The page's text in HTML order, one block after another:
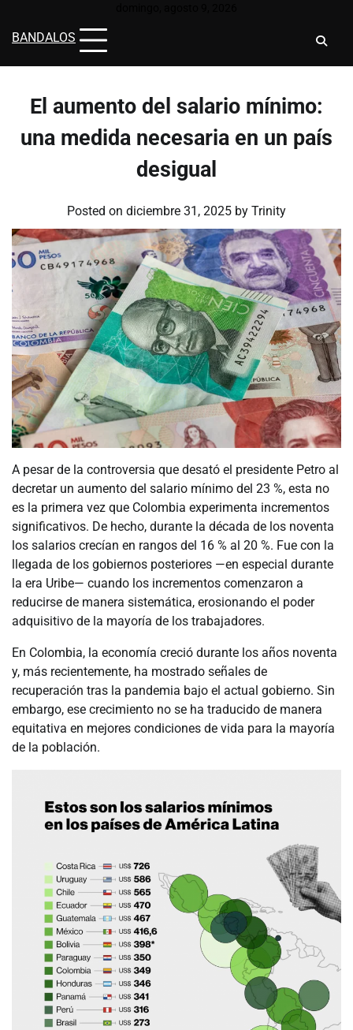
content
BANDALOS
El aumento del salario mínimo:
una medida necesaria en un país
desigual
Posted on diciembre 31, 2025 by Trinity
A pesar de la controversia que desató el presidente Petro al
decretar un aumento del salario mínimo del 23 %, esta no
es la primera vez que Colombia experimenta incrementos
significativos. De hecho, durante la década de los noventa
los salarios crecían en rangos del 16 % al 20 %. Fue con la
llegada de los gobiernos posteriores —en especial durante
la era Uribe— cuando los incrementos comenzaron a
reducirse de manera sistemática, erosionando el poder
adquisitivo de la mayoría de los trabajadores.
En Colombia, la economía creció durante los años noventa
y, más recientemente, ha mostrado señales de
recuperación tras la pandemia bajo el actual gobierno. Sin
embargo, ese crecimiento no se ha traducido de manera
equitativa en mejores condiciones de vida para la mayoría
de la población.